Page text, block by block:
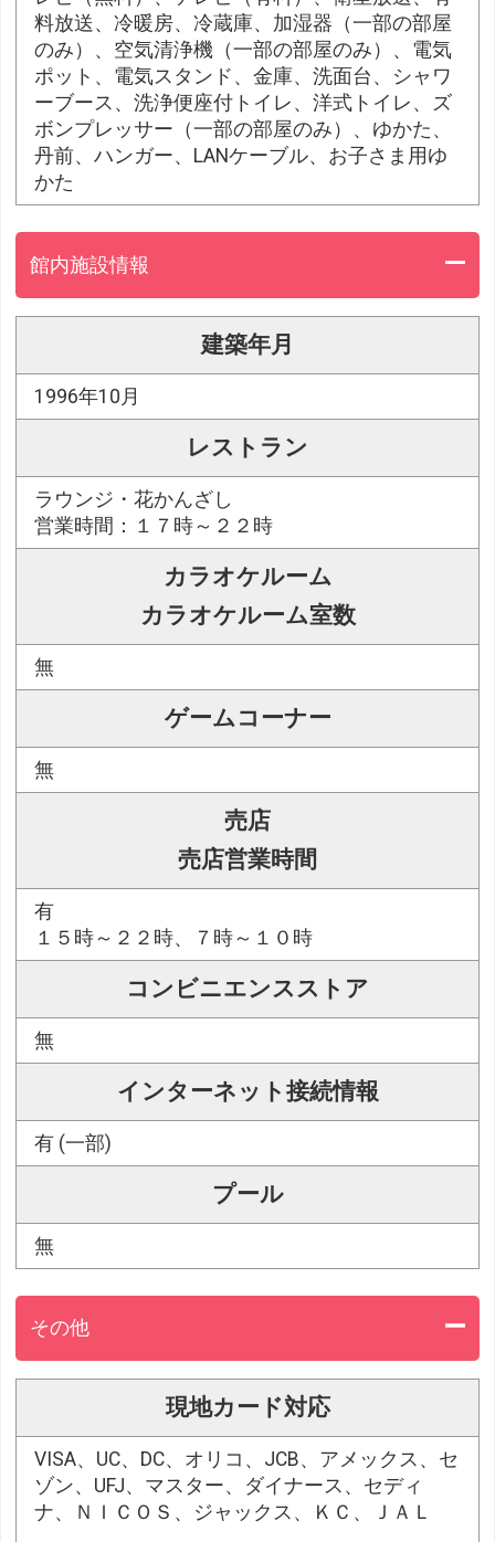
料放送、冷暖房、冷蔵庫、加湿器（一部の部屋
のみ）、空気清浄機（一部の部屋のみ）、電気
ポット、電気スタンド、金庫、洗面台、シャワ
ーブース、洗浄便座付トイレ、洋式トイレ、ズ
ボンプレッサー（一部の部屋のみ）、ゆかた、
丹前、ハンガー、LANケーブル、お子さま用ゆ
かた
館内施設情報
建築年月
1996年10月
レストラン
ラウンジ・花かんざし
営業時間：１７時～２２時
カラオケルーム
カラオケルーム室数
無
ゲームコーナー
無
売店
売店営業時間
有
１５時～２２時、７時～１０時
コンビニエンスストア
無
インターネット接続情報
有 (一部)
プール
無
その他
現地カード対応
VISA、UC、DC、オリコ、JCB、アメックス、セ
ゾン、UFJ、マスター、ダイナース、セディ
ナ、ＮＩＣＯＳ、ジャックス、ＫＣ、ＪＡＬ